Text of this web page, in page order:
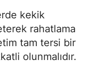
kekik
rahatlama
tam tersi bir
olunmalıdır.